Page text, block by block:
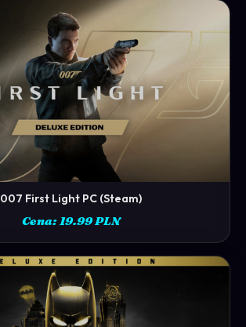
ZOBACZ →
007 First Light PC (Steam)
Cena: 19.99 PLN